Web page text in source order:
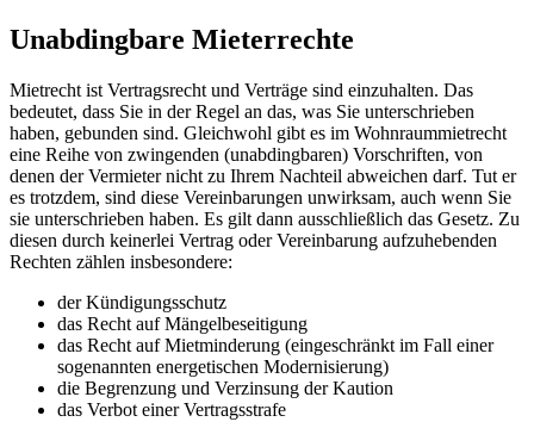
Unabdingbare Mieterrechte
Mietrecht ist Vertragsrecht und Verträge sind einzuhalten. Das
bedeutet, dass Sie in der Regel an das, was Sie unterschrieben
haben, gebunden sind. Gleichwohl gibt es im Wohnraummietrecht
eine Reihe von zwingenden (unabdingbaren) Vorschriften, von
denen der Vermieter nicht zu Ihrem Nachteil abweichen darf. Tut er
es trotzdem, sind diese Vereinbarungen unwirksam, auch wenn Sie
sie unterschrieben haben. Es gilt dann ausschließlich das Gesetz. Zu
diesen durch keinerlei Vertrag oder Vereinbarung aufzuhebenden
Rechten zählen insbesondere:
der Kündigungsschutz
das Recht auf Mängelbeseitigung
das Recht auf Mietminderung (eingeschränkt im Fall einer
sogenannten energetischen Modernisierung)
die Begrenzung und Verzinsung der Kaution
das Verbot einer Vertragsstrafe